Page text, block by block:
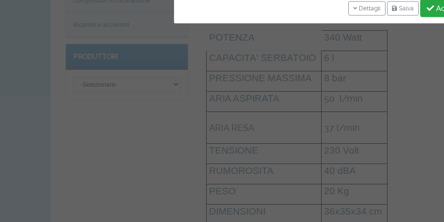
Ricambi e accessori
PRODUTTORI
POTENZA
340 Watt
CAPACITA' SERBATOIO
6 l
PRESSIONE MASSIMA
8 bar
ARIA ASPIRATA
50 l/min
ARIA RESA 37 l/min
TENSIONE
230 Volt
RUMOROSITA
40 dBA
PESO
20 Kg
DIMENSIONI
36x35x34 cm
Dettagli Salva